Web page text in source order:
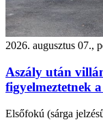
2026. augusztus 07.,
Aszály után
figyelmeztetnek
Elsőfokú (sárga